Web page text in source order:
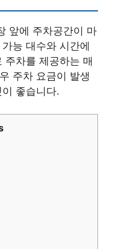
앞에 주차공간이 마
능 대수와 시간에
주차를 제공하는 매
주차 요금이 발생
좋습니다.